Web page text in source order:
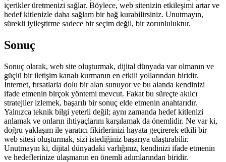
içerikler üretmenizi sağlar. Böylece, web sitenizin etkileşimi artar ve
hedef kitlenizle daha sağlam bir bağ kurabilirsiniz. Unutmayın,
sürekli iyileştirme sadece bir seçim değil, bir zorunluluktur.
Sonuç
Sonuç olarak, web site oluşturmak, dijital dünyada var olmanın ve
güçlü bir iletişim kanalı kurmanın en etkili yollarından biridir.
İnternet, fırsatlarla dolu bir alan sunuyor ve bu alanda kendinizi
ifade etmenin birçok yöntemi mevcut. Fakat bu süreçte akılcı
stratejiler izlemek, başarılı bir sonuç elde etmenin anahtarıdır.
Yalnızca teknik bilgi yeterli değil; aynı zamanda hedef kitlenizi
anlamak ve onların ihtiyaçlarını karşılamak da önemlidir. Ne var ki,
doğru yaklaşım ile yaratıcı fikirlerinizi hayata geçirerek etkili bir
web sitesi oluşturmak, sizi istediğiniz başarıya ulaştırabilir.
Unutmayın ki, dijital dünyadaki varlığınız, kendinizi ifade etmenin
ve hedeflerinize ulaşmanın en önemli adımlarından biridir.